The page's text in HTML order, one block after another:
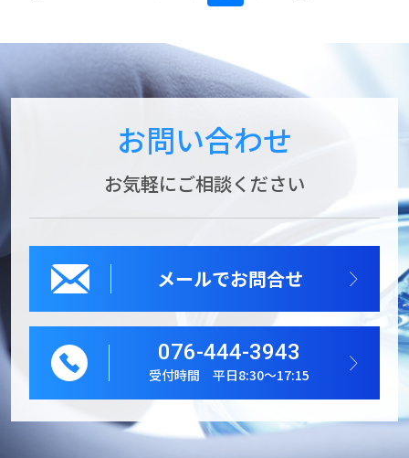
お問い合わせ
お気軽にご相談ください
メールでお問合せ
076-444-3943
受付時間 平日8:30～17:15